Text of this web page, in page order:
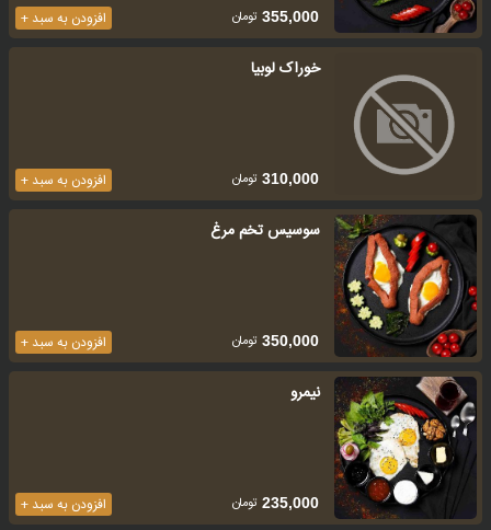
افزودن به سبد + 355,000 تومان
خوراک لوبیا
افزودن به سبد + 310,000 تومان
سوسیس تخم مرغ
افزودن به سبد + 350,000 تومان
نیمرو
افزودن به سبد + 235,000 تومان